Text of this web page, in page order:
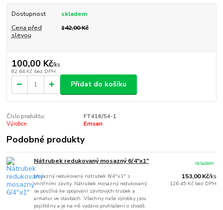
Dostupnost
skladem
Cena před
slevou
142,00 Kč
100,00 Kč/ks
82,64 Kč bez DPH
Přidat do košíku
Číslo produktu:
FT416/54-1
Výrobce:
Emsan
Podobné produkty
Nátrubek redukovaný mosazný 6/4"x1"
Mosazný redukovaný nátrubek 6/4"x1" s
vnitřními závity. Nátrubek mosazný redukovaný
se používá ke spojování závitových trubek a
armatur ve stavbách. Všechny naše výrobky jsou
pojištěny a je na ně vydáno prohlášení o shodě.
153,00 Kč/ks
126,45 Kč bez DPH
skladem